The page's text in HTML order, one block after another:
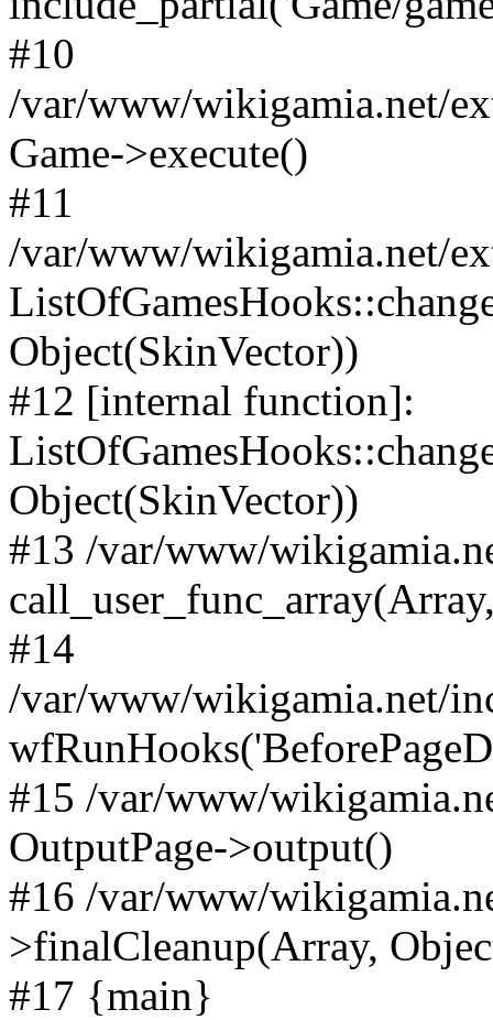
#10
/var/www/wikigamia.net/
Game->execute()
#11
/var/www/wikigamia.net/
Object(SkinVector))
#12 [internal function]:
Object(SkinVector))
#13 /var/www/
#14
/var/www/wikigamia.net/
#15 /var/www/
OutputPage->output()
#16 /var/www/
>finalCleanup(Array,
#17 {main}